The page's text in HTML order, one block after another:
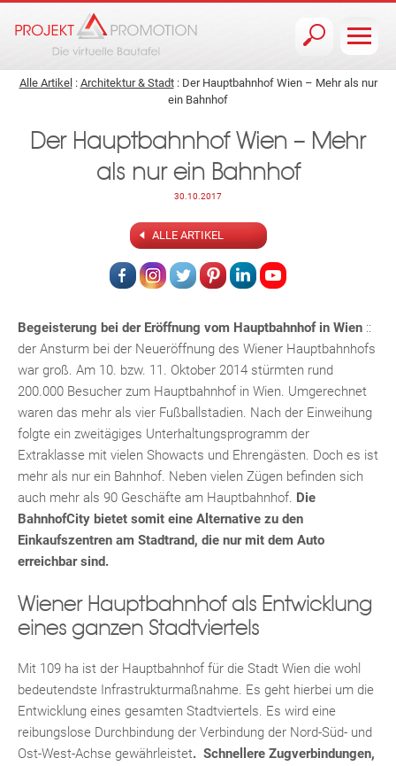
Alle Artikel : Architektur & Stadt: Der Hauptbahnhof Wien – Mehr als nur
ein Bahnhof
Der Hauptbahnhof Wien – Mehr
als nur ein Bahnhof
30.10.2017
ALLE ARTIKEL
Begeisterung bei der Eröffnung vom Hauptbahnhof in Wien ::
der Ansturm bei der Neueröffnung des Wiener Hauptbahnhofs
war groß. Am 10. bzw. 11. Oktober 2014 stürmten rund
200.000 Besucher zum Hauptbahnhof in Wien. Umgerechnet
waren das mehr als vier Fußballstadien. Nach der Einweihung
folgte ein zweitägiges Unterhaltungsprogramm der
Extraklasse mit vielen Showacts und Ehrengästen. Doch es ist
mehr als nur ein Bahnhof. Neben vielen Zügen befinden sich
auch mehr als 90 Geschäfte am Hauptbahnhof. Die
BahnhofCity bietet somit eine Alternative zu den
Einkaufszentren am Stadtrand, die nur mit dem Auto
erreichbar sind.
Wiener Hauptbahnhof als Entwicklung
eines ganzen Stadtviertels
Mit 109 ha ist der Hauptbahnhof für die Stadt Wien die wohl
bedeutendste Infrastrukturmaßnahme. Es geht hierbei um die
Entwicklung eines gesamten Stadtviertels. Es wird eine
reibungslose Durchbindung der Verbindung der Nord-Süd- und
Ost-West-Achse gewährleistet. Schnellere Zugverbindungen,